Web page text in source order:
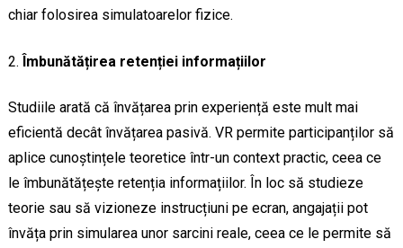
chiar folosirea simulatoarelor fizice.
Îmbunătățirea retenției informațiilor
Studiile arată că învățarea prin experiență este mult mai
eficientă decât învățarea pasivă. VR permite participanților să
aplice cunoștințele teoretice într-un context practic, ceea ce
le îmbunătățește retenția informațiilor. În loc să studieze
teorie sau să vizioneze instrucțiuni pe ecran, angajații pot
învăța prin simularea unor sarcini reale, ceea ce le permite să